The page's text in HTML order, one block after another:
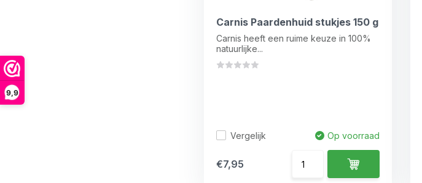
9,9
Carnis Paardenhuid stukjes 150 g
Carnis heeft een ruime keuze in 100%
natuurlijke...
Vergelijk Op voorraad
€7,95